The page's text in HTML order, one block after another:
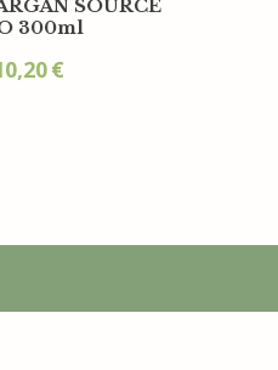
SOURCE
300ml
€